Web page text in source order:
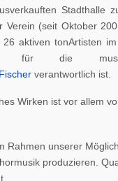
Stadthalle
Verein (seit Oktober
aktiven tonArtisten
für die
verantwortlich ist.
Wirken ist vor allem
Rahmen unserer
produzieren.